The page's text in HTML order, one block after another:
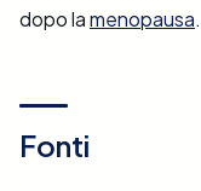
dopo lamenopausa.
Fonti